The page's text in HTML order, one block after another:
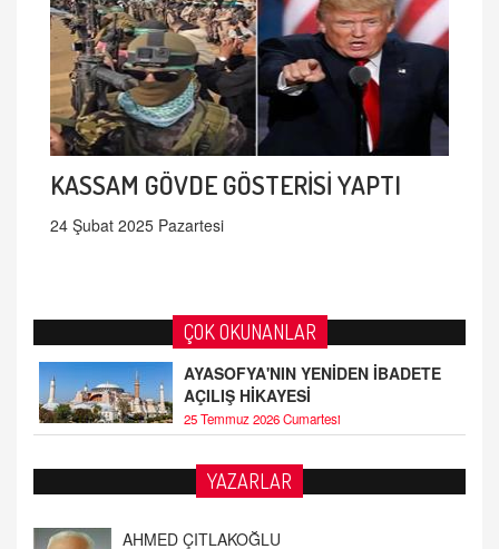
KASSAM GÖVDE GÖSTERİSİ YAPTI
24 Şubat 2025 Pazartesi
ÇOK OKUNANLAR
AYASOFYA'NIN YENİDEN İBADETE
AÇILIŞ HİKAYESİ
25 Temmuz 2026 Cumartesi
YAZARLAR
AHMED ÇITLAKOĞLU
OKUL SALDIRILARININ ORTAYA ÇIKARTTIĞI
21.4.2026 21:50